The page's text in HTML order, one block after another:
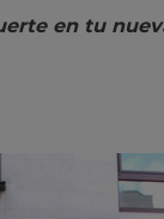
en tu